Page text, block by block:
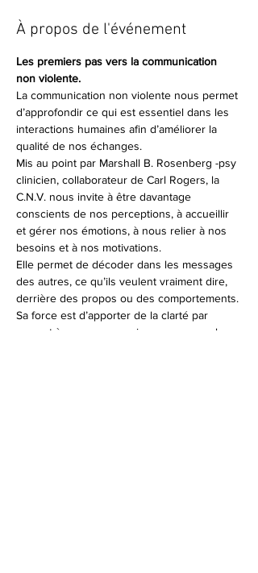
À propos de l'événement
Les premiers pas vers la communication
non violente.
La communication non violente nous permet
d’approfondir ce qui est essentiel dans les
interactions humaines afin d’améliorer la
qualité de nos échanges.
Mis au point par Marshall B. Rosenberg -psy
clinicien, collaborateur de Carl Rogers, la
C.N.V. nous invite à être davantage
conscients de nos perceptions, à accueillir
et gérer nos émotions, à nous relier à nos
besoins et à nos motivations.
Elle permet de décoder dans les messages
des autres, ce qu’ils veulent vraiment dire,
derrière des propos ou des comportements.
Sa force est d’apporter de la clarté par
rapport à ce que nous vivons, nous voulons